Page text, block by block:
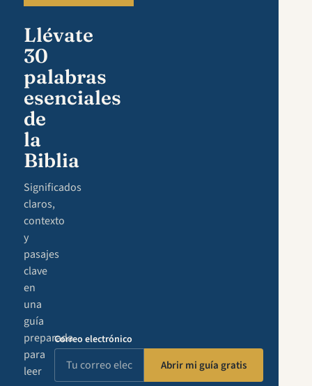
Llévate
30
palabras
esenciales
de
la
Biblia
Significados
claros,
contexto
y
pasajes
clave
en
una
guía
preparada
para
leer
Correo electrónico
Abrir mi guía gratis